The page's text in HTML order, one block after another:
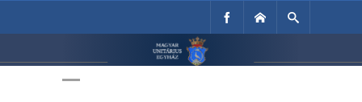
Unitárius Egyház